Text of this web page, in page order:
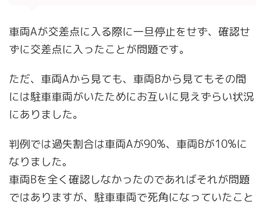
車両Aが交差点に入る際に一旦停止をせず、確認せ
ずに交差点に入ったことが問題です。
ただ、車両Aから見ても、車両Bから見てもその間
には駐車車両がいたためにお互いに見えずらい状況
にありました。
判例では過失割合は車両Aが90%、車両Bが10%に
なりました。
車両Bを全く確認しなかったのであればそれが問題
ではありますが、駐車車両で死角になっていたこと